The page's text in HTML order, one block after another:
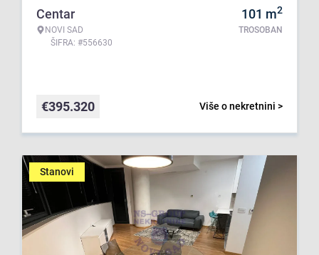
Centar
NOVI SAD
ŠIFRA: #556630
101 m2
TROSOBAN
Više o nekretnini >
€395.320
Stanovi